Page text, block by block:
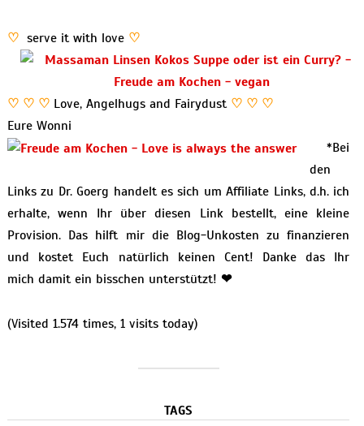
♡ serve it with love ♡
♡ ♡ ♡ Love, Angelhugs and Fairydust ♡ ♡ ♡
Eure Wonni
*Bei
den
Links zu Dr. Goerg handelt es sich um Affiliate Links, d.h. ich
erhalte, wenn Ihr über diesen Link bestellt, eine kleine
Provision. Das hilft mir die Blog-Unkosten zu finanzieren
und kostet Euch natürlich keinen Cent! Danke das Ihr
mich damit ein bisschen unterstützt! ❤
(Visited 1.574 times, 1 visits today)
TAGS